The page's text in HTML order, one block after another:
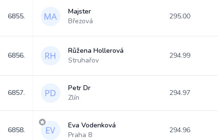
6855.
Majster
Březová
295.00
6856.
Růžena Hollerová
Struhařov
294.99
6857.
Petr Dr
Zlín
294.97
6858.
Eva Vodenková
Praha 8
294.96